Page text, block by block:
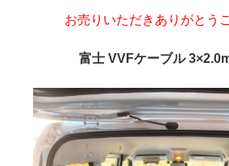
半端電線(40)
CVTケーブル (8)
VCTFケーブル(12)
同軸ケーブル(11)
エコケーブル
(3)
お売りいただきありがとう
富士 VVFケーブル